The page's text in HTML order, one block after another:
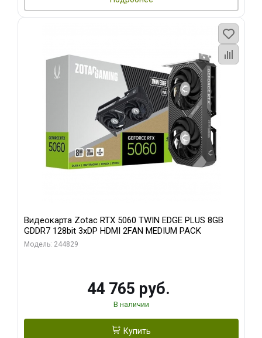
Видеокарта Zotac RTX 5060 TWIN EDGE PLUS 8GB
GDDR7 128bit 3xDP HDMI 2FAN MEDIUM PACK
Модель: 244829
44 765 руб.
В наличии
Купить